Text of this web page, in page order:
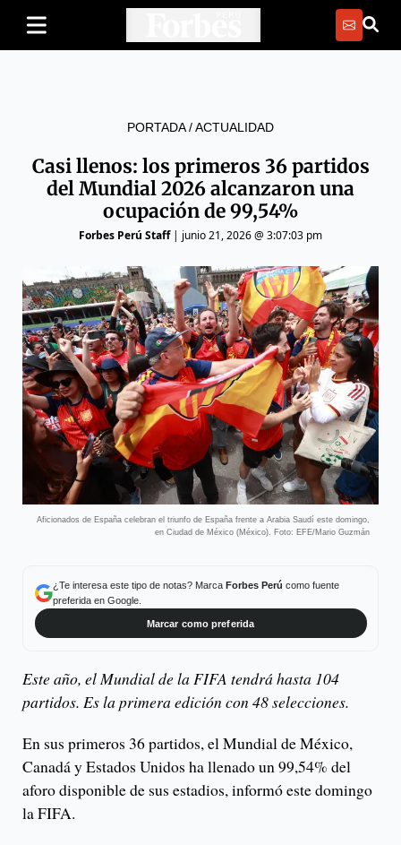
PORTADA/ACTUALIDAD
Casi llenos: los primeros 36 partidos
del Mundial 2026 alcanzaron una
ocupación de 99,54%
Forbes Perú Staff| junio 21, 2026 @ 3:07:03 pm
Aficionados de España celebran el triunfo de España frente a Arabia Saudí este domingo,
en Ciudad de México (México). Foto: EFE/Mario Guzmán
¿Te interesa este tipo de notas? Marca Forbes Perú como fuente
preferida en Google.
Marcar como preferida
Este año, el Mundial de la FIFA tendrá hasta 104
partidos. Es la primera edición con 48 selecciones.
En sus primeros 36 partidos, el Mundial de México,
Canadá y Estados Unidos ha llenado un 99,54% del
aforo disponible de sus estadios, informó este domingo
la FIFA.